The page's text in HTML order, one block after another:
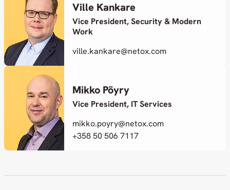
Ville Kankare
Vice President, Security & Modern
Work
ville.kankare@netox.com
Mikko Pöyry
Vice President, IT Services
mikko.poyry@netox.com
+358 50 506 7117